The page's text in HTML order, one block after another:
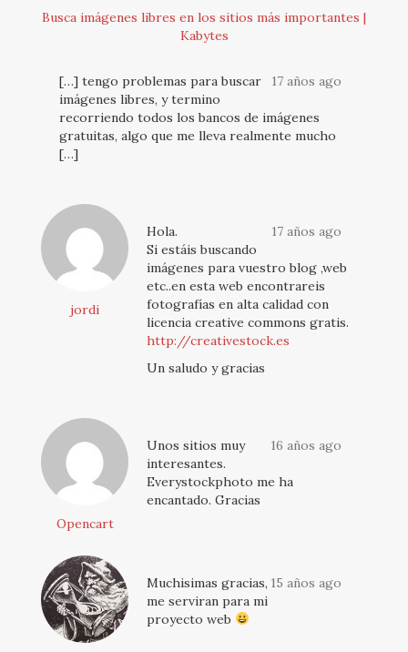
Busca imágenes libres en los sitios más importantes |
Kabytes
17 años ago
[…] tengo problemas para buscar
imágenes libres, y termino
recorriendo todos los bancos de imágenes
gratuitas, algo que me lleva realmente mucho
[…]
jordi
17 años ago
Hola.
Si estáis buscando
imágenes para vuestro blog ,web
etc..en esta web encontrareis
fotografías en alta calidad con
licencia creative commons gratis.
http://creativestock.es
Un saludo y gracias
Opencart
16 años ago
Unos sitios muy
interesantes.
Everystockphoto me ha
encantado. Gracias
15 años ago
Muchisimas gracias,
me serviran para mi
proyecto web